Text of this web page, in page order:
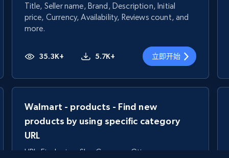
Title, Seller name, Brand, Description, Initial
price, Currency, Availability, Reviews count, and
more.
35.3K+ 5.7K+ 立即开始
Walmart - products - Find new
products by using specific category
URL
URL, Final price, Sku, Currency, Gtin,